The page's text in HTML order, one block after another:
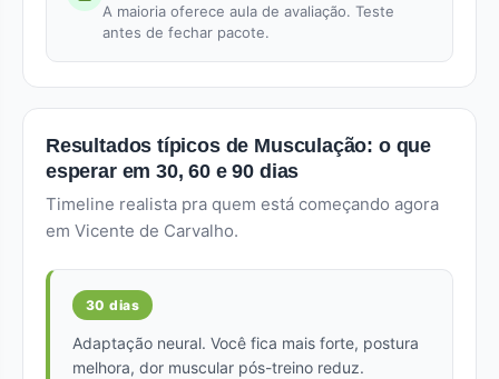
A maioria oferece aula de avaliação. Teste
antes de fechar pacote.
Resultados típicos de Musculação: o que
esperar em 30, 60 e 90 dias
Timeline realista pra quem está começando agora
em Vicente de Carvalho.
30 dias
Adaptação neural. Você fica mais forte, postura
melhora, dor muscular pós-treino reduz.